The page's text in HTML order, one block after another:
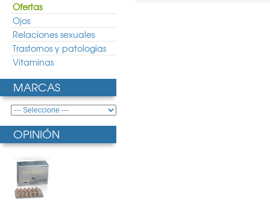
Ofertas
Ojos
Relaciones sexuales
Trastornos y patologias
Vitaminas
MARCAS
OPINIÓN